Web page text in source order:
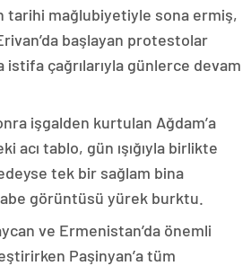
tarihi mağlubiyetiyle sona ermiş,
başlayan protestolar
istifa çağrılarıyla günlerce devam
işgalden kurtulan Ağdam’a
acı tablo, gün ışığıyla birlikte
tek bir sağlam bina
görüntüsü yürek burktu.
ve Ermenistan’da önemli
Paşinyan’a tüm